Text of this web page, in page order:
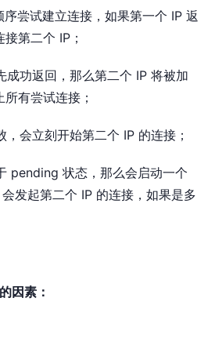
尝试建立连接，如果第一个 IP 返
第二个 IP；
成功返回，那么第二个 IP 将被加
有尝试连接；
会立刻开始第二个 IP 的连接；
pending 状态，那么会启动一个
发起第二个 IP 的连接，如果是多
因素：